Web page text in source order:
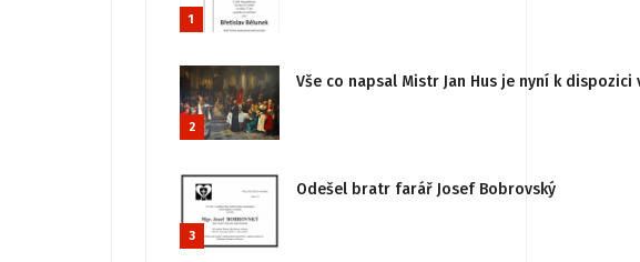
1
2
Vše co napsal Mistr Jan Hus je nyní k
3
Odešel bratr farář Josef Bobrovský